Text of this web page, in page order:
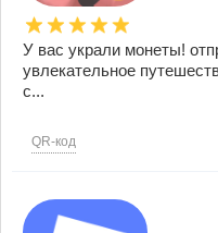
У вас украли монеты!
увлекательное
с...
QR-код